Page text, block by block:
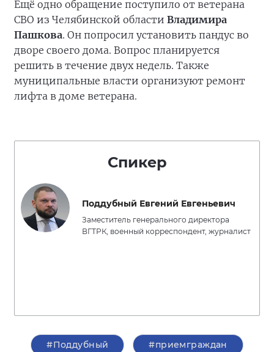
Ещё одно обращение поступило от ветерана
СВО из Челябинской области Владимира
Пашкова. Он попросил установить пандус во
дворе своего дома. Вопрос планируется
решить в течение двух недель. Также
муниципальные власти организуют ремонт
лифта в доме ветерана.
Спикер
Поддубный Евгений Евгеньевич
Заместитель генерального директора
ВГТРК, военный корреспондент, журналист
#Поддубный #приемграждан